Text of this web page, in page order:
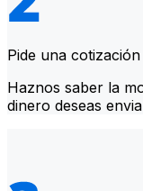
Pide una cotización
Haznos saber la
dinero deseas